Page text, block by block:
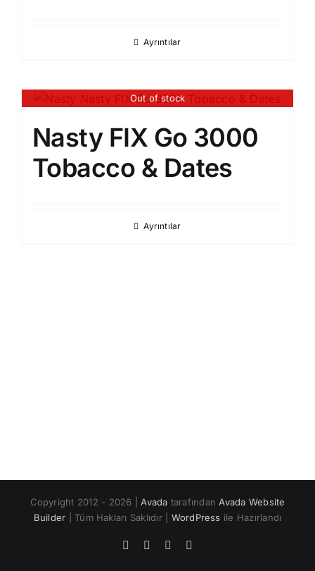
Ayrıntılar
Out of stock
Nasty FIX Go 3000
Tobacco & Dates​
Ayrıntılar
Copyright 2012 - 2026 |Avada tarafındanAvada Website
Builder | Tüm Hakları Saklıdır | WordPress ile Hazırlandı
Facebook Instagram